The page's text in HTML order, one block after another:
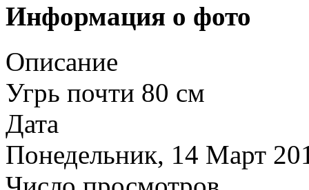
Информация о фото
Описание
Угрь почти 80 см
Дата
Понедельник, 14 Март